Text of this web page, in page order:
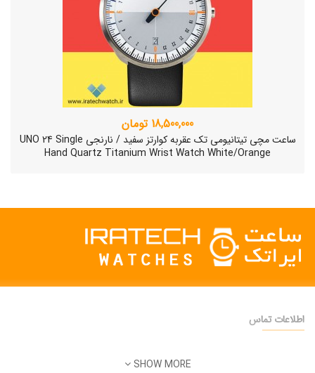
18,500,000 تومان
ساعت مچی تیتانیومی تک عقربه کوارتز سفید / نارنجی UNO 24 Single
Hand Quartz Titanium Wrist Watch White/Orange
اطلاعات تماس
SHOW MORE